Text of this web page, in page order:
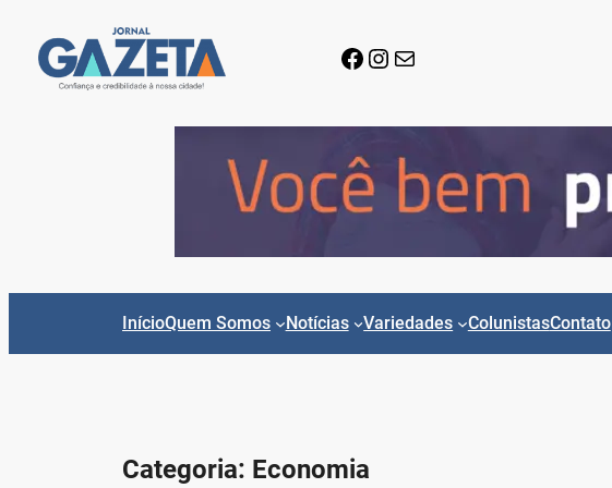
para
Facebook
Instagram
E-mail
InícioQuem Somos Notícias Variedades ColunistasContato
Categoria: Economia